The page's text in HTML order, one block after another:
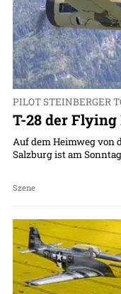
PILOT STEINBERGER
T-28 der
Auf dem Heimweg von
Salzburg ist am
Szene